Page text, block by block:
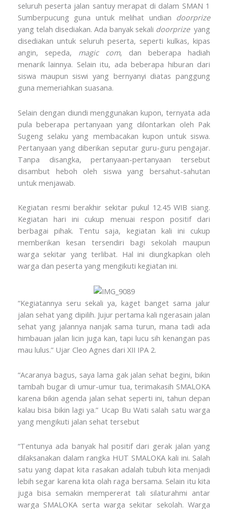
seluruh peserta jalan santuy merapat di dalam SMAN 1
Sumberpucung guna untuk melihat undian doorprize
yang telah disediakan. Ada banyak sekali doorprize yang
disediakan untuk seluruh peserta, seperti kulkas, kipas
angin, sepeda, magic com, dan beberapa hadiah
menarik lainnya. Selain itu, ada beberapa hiburan dari
siswa maupun siswi yang bernyanyi diatas panggung
guna memeriahkan suasana.
Selain dengan diundi menggunakan kupon, ternyata ada
pula beberapa pertanyaan yang dilontarkan oleh Pak
Sugeng selaku yang membacakan kupon untuk siswa.
Pertanyaan yang diberikan seputar guru-guru pengajar.
Tanpa disangka, pertanyaan-pertanyaan tersebut
disambut heboh oleh siswa yang bersahut-sahutan
untuk menjawab.
Kegiatan resmi berakhir sekitar pukul 12.45 WIB siang.
Kegiatan hari ini cukup menuai respon positif dari
berbagai pihak. Tentu saja, kegiatan kali ini cukup
memberikan kesan tersendiri bagi sekolah maupun
warga sekitar yang terlibat. Hal ini diungkapkan oleh
warga dan peserta yang mengikuti kegiatan ini.
“Kegiatannya seru sekali ya, kaget banget sama jalur
jalan sehat yang dipilih. Jujur pertama kali ngerasain jalan
sehat yang jalannya nanjak sama turun, mana tadi ada
himbauan jalan licin juga kan, tapi lucu sih kenangan pas
mau lulus.” Ujar Cleo Agnes dari XII IPA 2.
“Acaranya bagus, saya lama gak jalan sehat begini, bikin
tambah bugar di umur-umur tua, terimakasih SMALOKA
karena bikin agenda jalan sehat seperti ini, tahun depan
kalau bisa bikin lagi ya.” Ucap Bu Wati salah satu warga
yang mengikuti jalan sehat tersebut
“Tentunya ada banyak hal positif dari gerak jalan yang
dilaksanakan dalam rangka HUT SMALOKA kali ini. Salah
satu yang dapat kita rasakan adalah tubuh kita menjadi
lebih segar karena kita olah raga bersama. Selain itu kita
juga bisa semakin mempererat tali silaturahmi antar
warga SMALOKA serta warga sekitar sekolah. Warga